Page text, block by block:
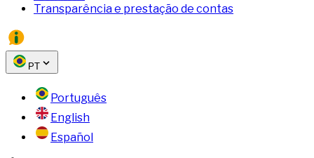
Transparência e prestação de contas
PT
Português
English
Español